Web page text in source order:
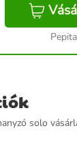
Pepita
solo